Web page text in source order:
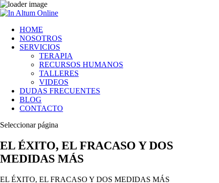
HOME
NOSOTROS
SERVICIOS
TERAPIA
RECURSOS HUMANOS
TALLERES
VIDEOS
DUDAS FRECUENTES
BLOG
CONTACTO
Seleccionar página
EL ÉXITO, EL FRACASO Y DOS
MEDIDAS MÁS
EL ÉXITO, EL FRACASO Y DOS MEDIDAS MÁS